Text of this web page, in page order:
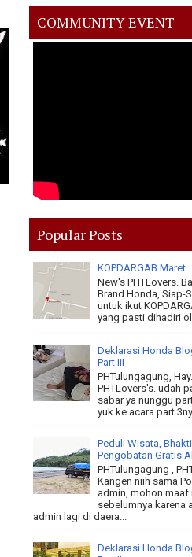
COMMUNITY EVENT
Popular Posts
KOPDARGAB Maret
New's PHTLovers.
Brand Honda, Siap-
untuk ikut
yang pasti dihadiri
Deklarasi Honda
Part III
PHTulungagung,
PHTLovers's. udah
sabar ya nunggu
yuk ke acara part
Peduli Wisata,
Pengobatan Gratis
PHTulungagung ,
Kangen niih sama
admin, mohon maaf
sebelumnya karena
admin lagi di daera...
Deklarasi Honda